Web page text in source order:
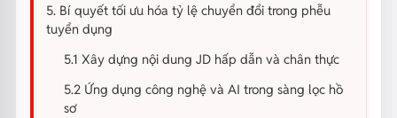
5. Bí quyết tối ưu hóa tỷ lệ chuyển đổi trong phễu
tuyển dụng
5.1 Xây dựng nội dung JD hấp dẫn và chân thực
5.2 Ứng dụng công nghệ và AI trong sàng lọc hồ
sơ